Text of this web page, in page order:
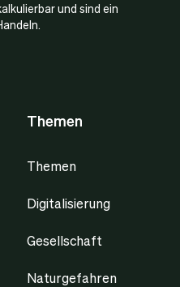
und sind ein
Themen
Themen
Digitalisierung
Gesellschaft
Naturgefahren